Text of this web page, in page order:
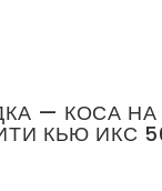
— КОСА НА
КЬЮ ИКС 56